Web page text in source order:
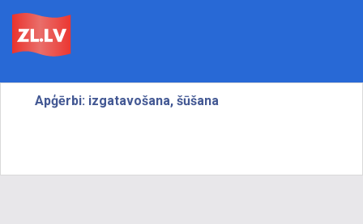
Apģērbi: izgatavošana, šūšana